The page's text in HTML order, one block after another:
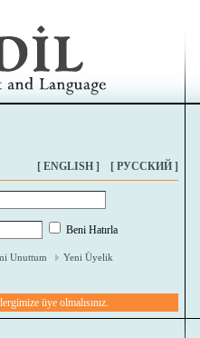
[ ENGLISH ] [ РУССКИЙ ]
Beni Hatırla
Unuttum Yeni Üyelik
üye olmalısınız.